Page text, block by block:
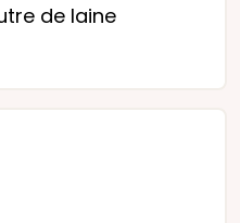
de laine